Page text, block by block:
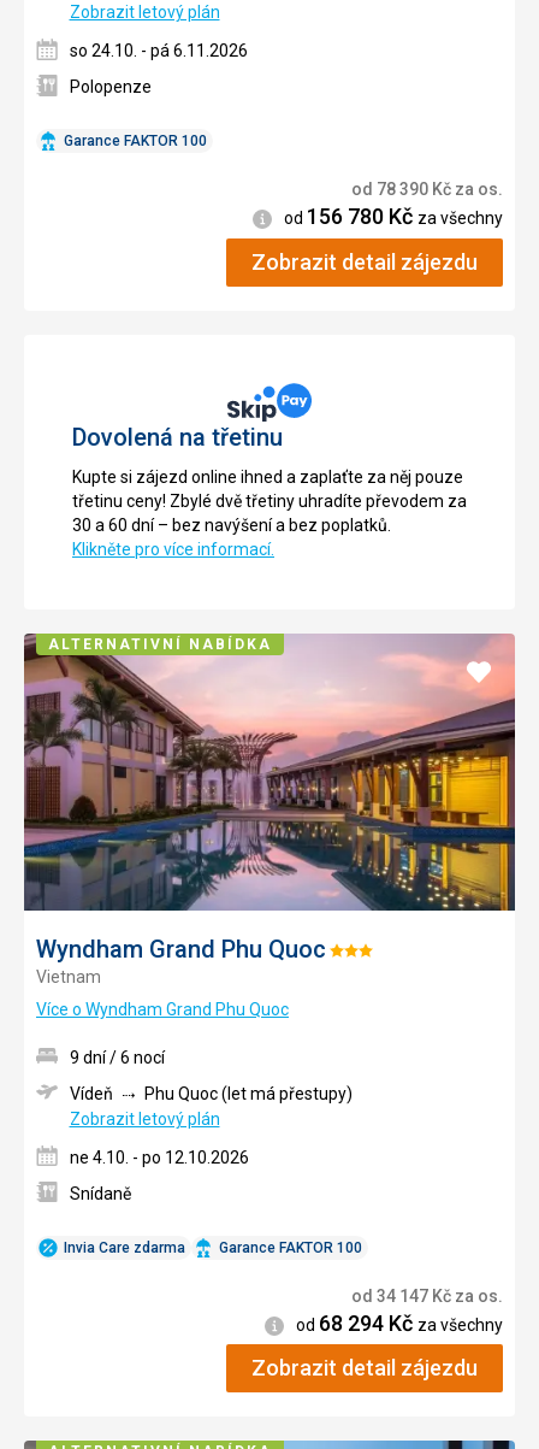
Garance FAKTOR 100
Zobrazit letový plán
so 24.10. - pá 6.11.2026
Polopenze
od 78 390 Kč za os.
Informace
od 156 780 Kč za všechny
Zobrazit detail zájezdu
Dovolená na třetinu
Kupte si zájezd online ihned a zaplaťte za něj pouze
třetinu ceny! Zbylé dvě třetiny uhradíte převodem za
30 a 60 dní – bez navýšení a bez poplatků.
Klikněte pro více informací.
Wyndham Grand Phu Quoc Hodnocení:
Vietnam
Více o Wyndham Grand Phu Quoc
Přidat
Invia Care zdarma Garance FAKTOR 100
9 dní / 6 nocí
Vídeň
Phu Quoc (let má přestupy)
Zobrazit letový plán
ne 4.10. - po 12.10.2026
Snídaně
od 34 147 Kč za os.
Informace
od 68 294 Kč za všechny
Zobrazit detail zájezdu
ALTERNATIVNÍ NABÍDKA